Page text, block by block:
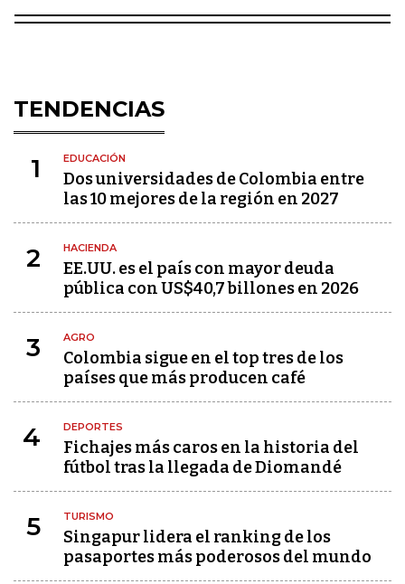
TENDENCIAS
1 EDUCACIÓN
Dos universidades de Colombia entre
las 10 mejores de la región en 2027
2 HACIENDA
EE.UU. es el país con mayor deuda
pública con US$40,7 billones en 2026
3 AGRO
Colombia sigue en el top tres de los
países que más producen café
4 DEPORTES
Fichajes más caros en la historia del
fútbol tras la llegada de Diomandé
5 TURISMO
Singapur lidera el ranking de los
pasaportes más poderosos del mundo